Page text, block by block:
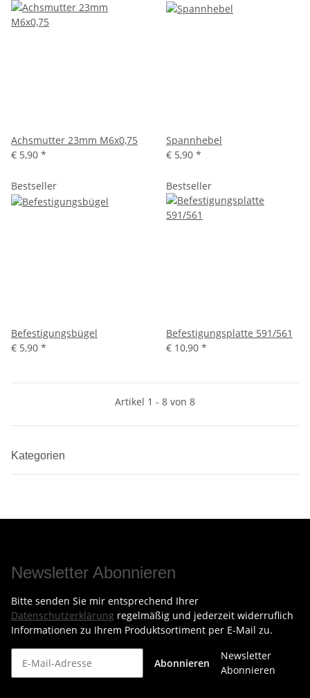
Achsmutter 23mm M6x0,75
€ 5,90 *
Spannhebel
€ 5,90 *
Bestseller
Befestigungsbügel
€ 5,90 *
Bestseller
Befestigungsplatte 591/561
€ 10,90 *
Artikel 1 - 8 von 8
Kategorien
Newsletter Abonnieren
Bitte senden Sie mir entsprechend Ihrer
Datenschutzerklärung regelmäßig und jederzeit widerruflich
Informationen zu Ihrem Produktsortiment per E-Mail zu.
Abonnieren
Newsletter
Abonnieren